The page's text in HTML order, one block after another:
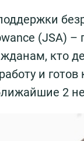
(JSA)
кто
и готов
2